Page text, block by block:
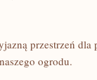
przestrzeń dla
ogrodu.